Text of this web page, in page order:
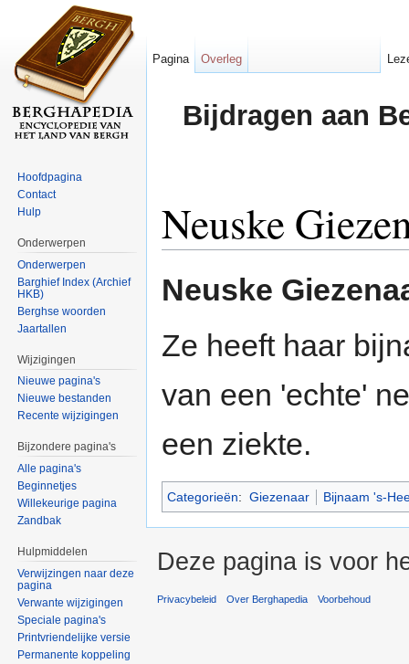
Bijdragen aan
Neuske
Neuske
Ze heeft haar
van een 'echte'
een ziekte.
Categorieën: Giezenaar Bijnaam 's-
Pagina Overleg
Hoofdpagina
Contact
Hulp
Onderwerpen
Onderwerpen
Barghief Index (Archief
HKB)
Berghse woorden
Jaartallen
Wijzigingen
Nieuwe pagina's
Nieuwe bestanden
Recente wijzigingen
Bijzondere pagina's
Alle pagina's
Beginnetjes
Willekeurige pagina
Zandbak
Hulpmiddelen
Verwijzingen naar deze
pagina
Verwante wijzigingen
Speciale pagina's
Printvriendelijke versie
Permanente koppeling
Deze pagina is voor
Privacybeleid Over Berghapedia Voorbehoud